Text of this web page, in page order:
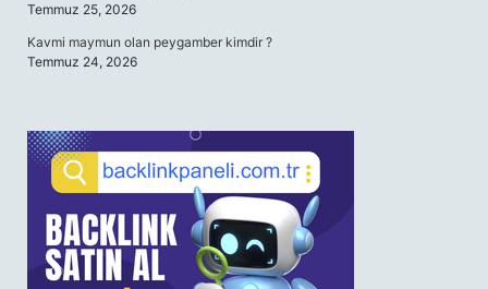
Temmuz 25, 2026
Kavmi maymun olan peygamber kimdir ?
Temmuz 24, 2026